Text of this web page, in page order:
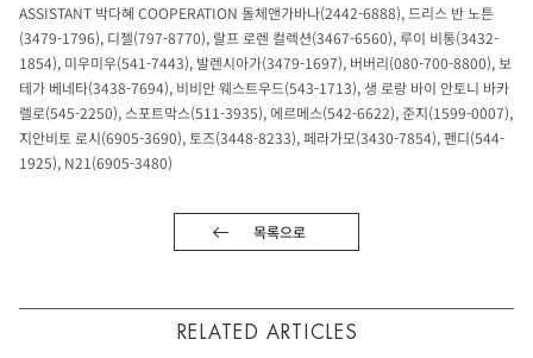
ASSISTANT 박다혜 COOPERATION 돌체앤가바나(2442-6888), 드리스 반 노튼
(3479-1796), 디젤(797-8770), 랄프 로렌 컬렉션(3467-6560), 루이 비통(3432-
1854), 미우미우(541-7443), 발렌시아가(3479-1697), 버버리(080-700-8800), 보
테가 베네타(3438-7694), 비비안 웨스트우드(543-1713), 생 로랑 바이 안토니 바카
렐로(545-2250), 스포트막스(511-3935), 에르메스(542-6622), 준지(1599-0007),
지안비토 로시(6905-3690), 토즈(3448-8233), 페라가모(3430-7854), 펜디(544-
1925), N21(6905-3480)
목록으로
RELATED ARTICLES